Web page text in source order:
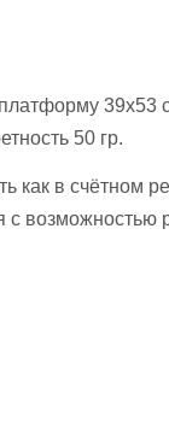
39х53
50 гр.
как в счётном
возможностью